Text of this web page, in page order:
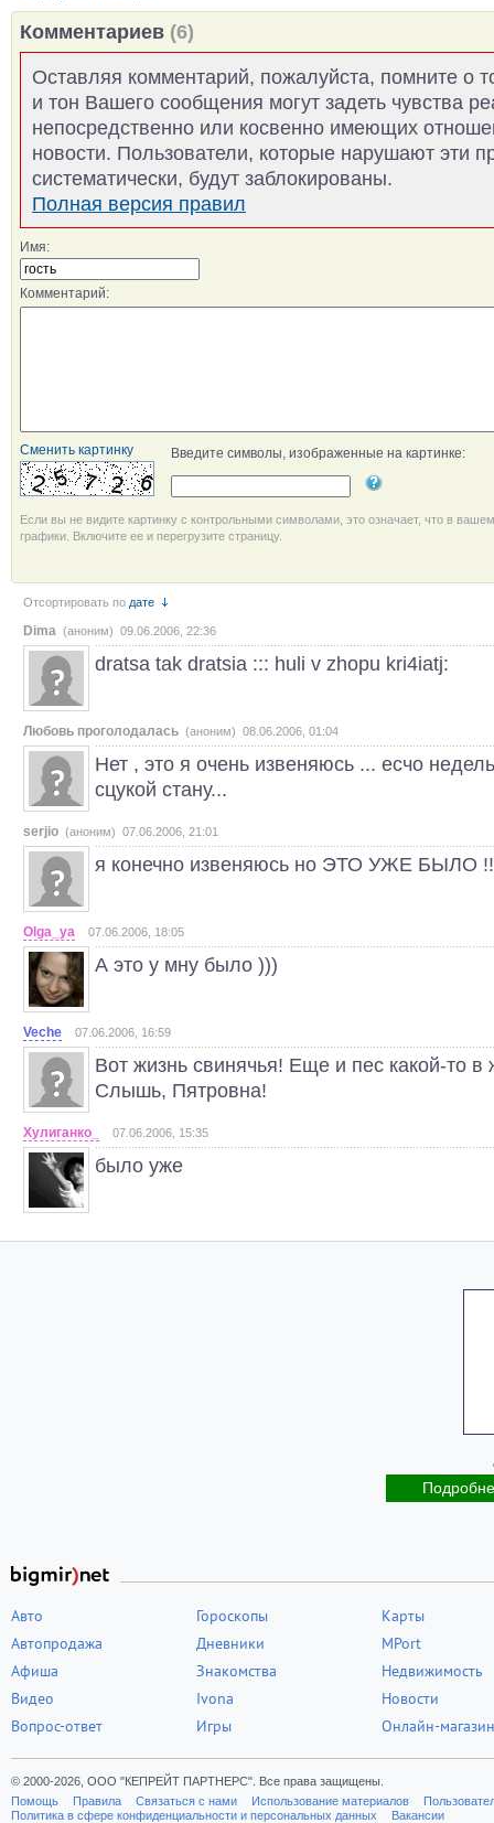
Комментариев (6)
Оставляя комментарий, пожалуйста, помните о
и тон Вашего сообщения могут задеть чувства
непосредственно или косвенно имеющих
новости. Пользователи, которые нарушают эти
систематически, будут заблокированы.
Полная версия правил
Имя:
Комментарий:
Сменить картинку Введите символы, изображенные на картинке:
Если вы не видите картинку с контрольными символами, это означает, что в
графики. Включите ее и перегрузите страницу.
Отсортировать по дате
Dima (аноним) 09.06.2006, 22:36
dratsa tak dratsia ::: huli v zhopu kri4iatj:
Любовь проголодалась (аноним) 08.06.2006, 01:04
Нет , это я очень извеняюсь ... есчо
сцукой стану...
serjio (аноним) 07.06.2006, 21:01
я конечно извеняюсь но ЭТО УЖЕ БЫЛО
Olga_ya 07.06.2006, 18:05
А это у мну было )))
Veche 07.06.2006, 16:59
Вот жизнь свинячья! Еще и пес какой-то в
Слышь, Пятровна!
Хулиганко_ 07.06.2006, 15:35
было уже
Авто
Автопродажа
Афиша
Видео
Вопрос-ответ
Гороскопы
Дневники
Знакомства
Ivona
Игры
Карты
MPort
Недвижимость
Новости
Онлайн-магазин
© 2000-2026, ООО "КЕПРЕЙТ ПАРТНЕРС". Все права защищены.
Помощь
Правила Связаться с нами Использование материалов
Политика в сфере конфиденциальности и персональных данных
Вакансии